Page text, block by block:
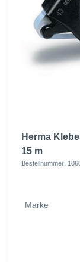
Herma
15 m
Bestellnummer:
Marke